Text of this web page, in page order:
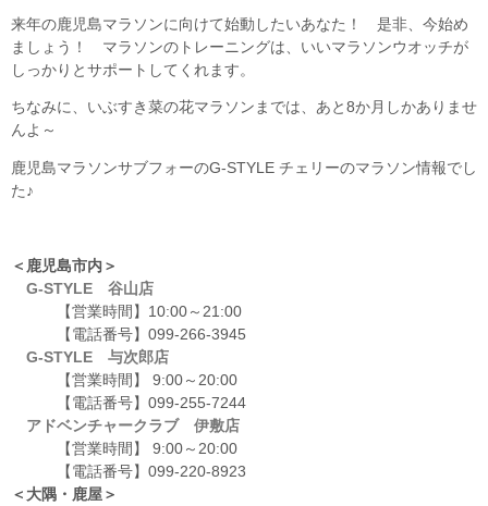
来年の鹿児島マラソンに向けて始動したいあなた！ 是非、今始め
ましょう！ マラソンのトレーニングは、いいマラソンウオッチが
しっかりとサポートしてくれます。
ちなみに、いぶすき菜の花マラソンまでは、あと8か月しかありませ
んよ～
鹿児島マラソンサブフォーのG-STYLE チェリーのマラソン情報でし
た♪
＜鹿児島市内＞
G-STYLE 谷山店
【営業時間】10:00～21:00
【電話番号】099-266-3945
G-STYLE 与次郎店
【営業時間】 9:00～20:00
【電話番号】099-255-7244
アドベンチャークラブ 伊敷店
【営業時間】 9:00～20:00
【電話番号】099-220-8923
＜大隅・鹿屋＞